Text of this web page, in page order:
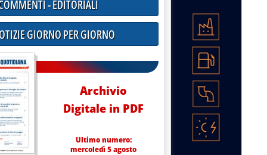
- EDITORIALI
GIORNO PER GIORNO
Archivio
Digitale in PDF
Ultimo numero:
mercoledì 5 agosto